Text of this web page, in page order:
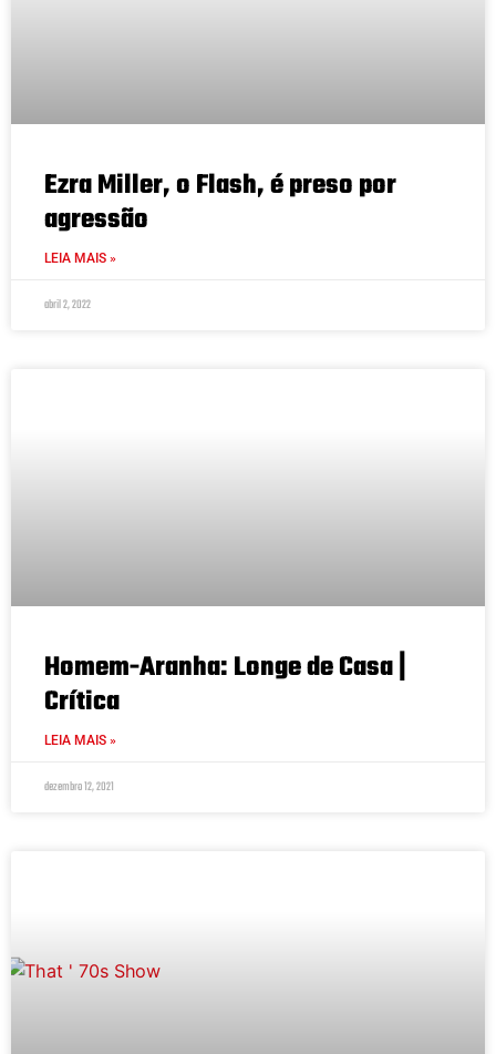
Ezra Miller, o Flash, é preso por
agressão
LEIA MAIS »
abril 2, 2022
Homem-Aranha: Longe de Casa |
Crítica
LEIA MAIS »
dezembro 12, 2021